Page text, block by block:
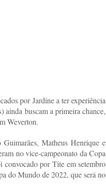
por Jardine a ter experiência
ainda buscam a primeira chance,
Weverton.
Matheus Henrique e
no vice-campeonato da Copa
convocado por Tite em setembro
do Mundo de 2022, que será no